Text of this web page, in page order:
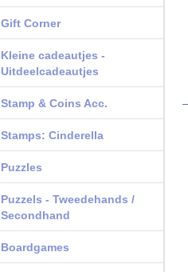
Gift Corner
Kleine cadeautjes -
Uitdeelcadeautjes
Stamp & Coins Acc.
Stamps: Cinderella
Puzzles
Puzzels - Tweedehands /
Secondhand
Boardgames